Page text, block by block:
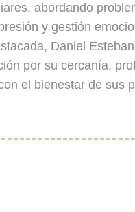
abordando
y gestión
Daniel
por su cercanía,
el bienestar de sus